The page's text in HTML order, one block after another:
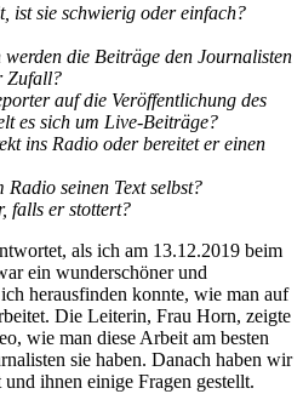
ist sie schwierig oder einfach?
die Beiträge den Journalisten
Zufall?
auf die Veröffentlichung des
es sich um Live-Beiträge?
ins Radio oder bereitet er einen
Radio seinen Text selbst?
falls er stottert?
als ich am 13.12.2019 beim
ein wunderschöner und
herausfinden konnte, wie man auf
Die Leiterin, Frau Horn, zeigte
wie man diese Arbeit am besten
sie haben. Danach haben wir
ihnen einige Fragen gestellt.